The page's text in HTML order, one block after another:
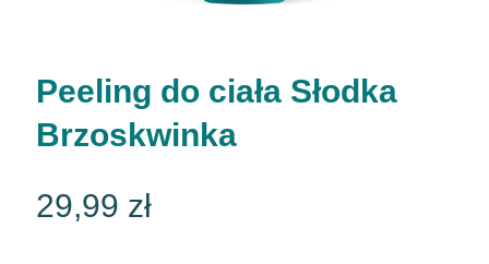
Peeling do ciała Słodka
Brzoskwinka
29,99 zł